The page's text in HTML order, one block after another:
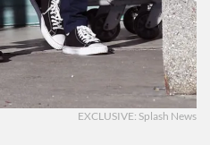
EXCLUSIVE: Splash News